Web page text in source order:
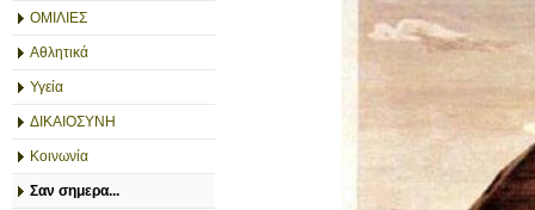
ΟΜΙΛΙΕΣ
Αθλητικά
Υγεία
ΔΙΚΑΙΟΣΥΝΗ
Κοινωνία
Σαν σημερα...